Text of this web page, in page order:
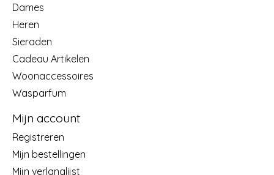
Dames
Heren
Sieraden
Cadeau Artikelen
Woonaccessoires
Wasparfum
Mijn account
Registreren
Mijn bestellingen
Mijn verlanglijst